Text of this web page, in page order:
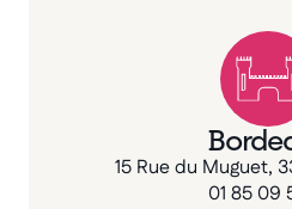
15 Rue du Muguet,
01 85 09